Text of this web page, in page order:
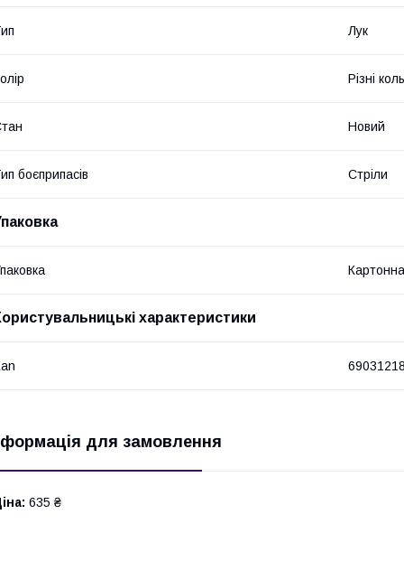
Лук
Різні
Новий
боєприпасів Стріли
характеристики
для замовлення
635 ₴